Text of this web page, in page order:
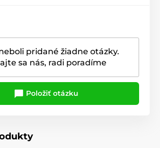
pridané žiadne otázky.
sa nás, radi poradíme
Položiť otázku